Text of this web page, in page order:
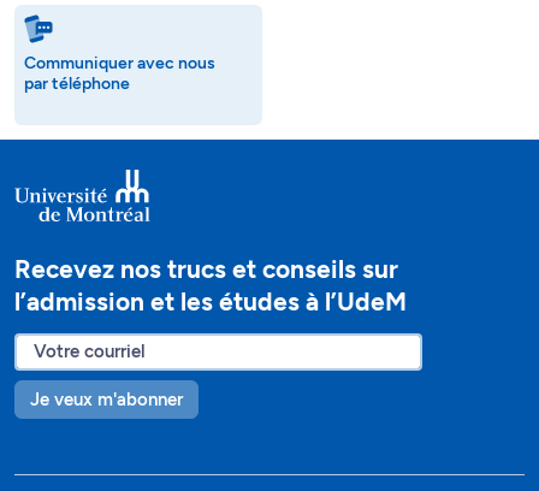
Communiquer avec nous
par téléphone
Recevez nos trucs et conseils sur
l’admission et les études à l’UdeM
Je veux m'abonner